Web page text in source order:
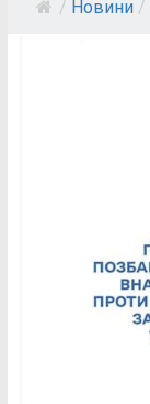
/ Новини /